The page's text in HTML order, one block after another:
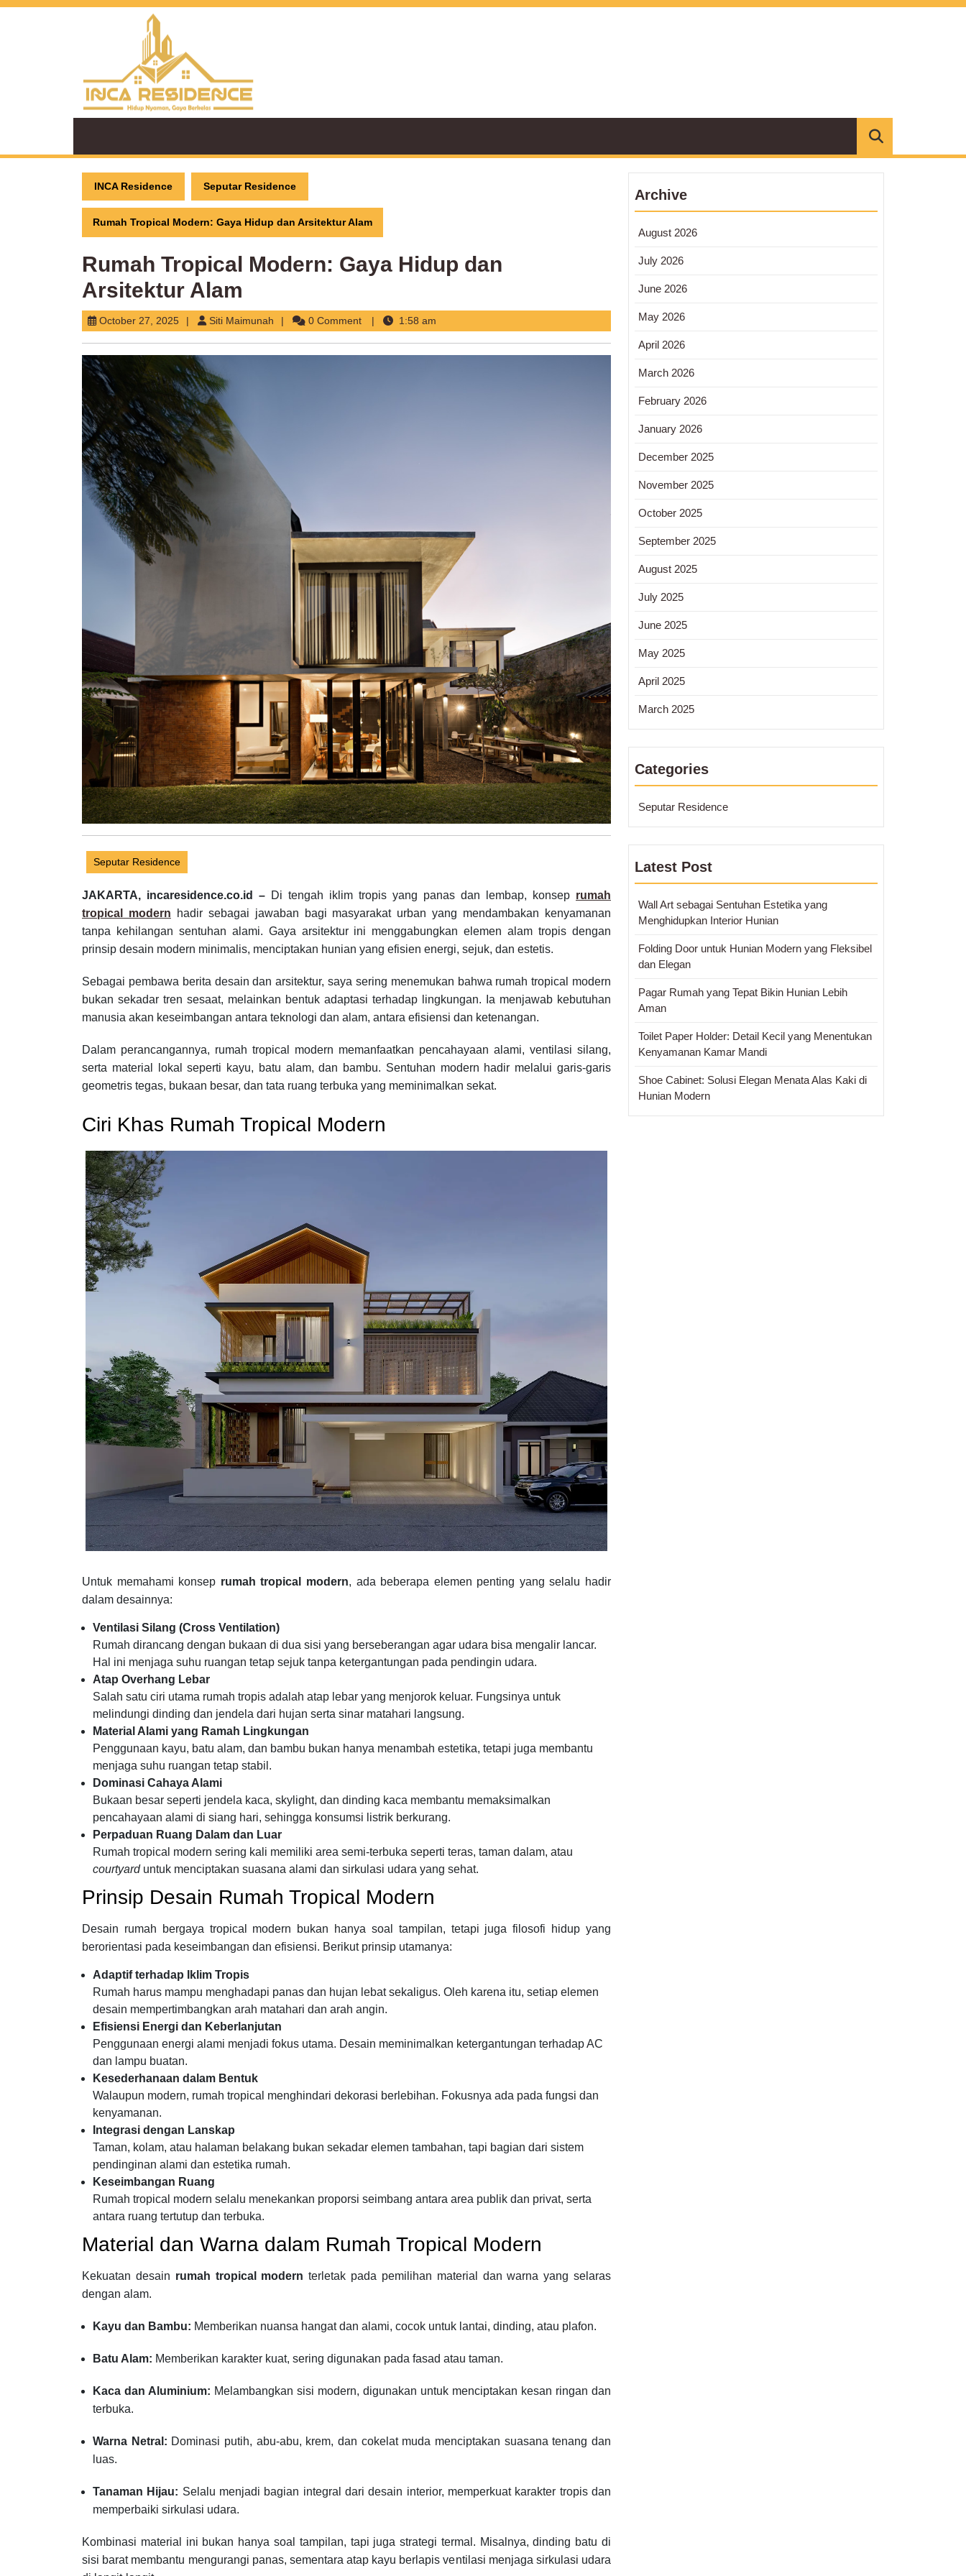
Skip
INCA Residence Seputar Residence
Rumah Tropical Modern: Gaya Hidup dan Arsitektur Alam
Rumah Tropical Modern: Gaya Hidup dan
Arsitektur Alam
October 27, 2025October
27,
Siti Maimunah Siti
Maimunah
0 Comment 1:58 am
Seputar Residence
JAKARTA, incaresidence.co.id – Di tengah iklim tropis yang panas dan lembap, konsep rumah
tropical modern hadir sebagai jawaban bagi masyarakat urban yang mendambakan kenyamanan
tanpa kehilangan sentuhan alami. Gaya arsitektur ini menggabungkan elemen alam tropis dengan
prinsip desain modern minimalis, menciptakan hunian yang efisien energi, sejuk, dan estetis.
Sebagai pembawa berita desain dan arsitektur, saya sering menemukan bahwa rumah tropical modern
bukan sekadar tren sesaat, melainkan bentuk adaptasi terhadap lingkungan. Ia menjawab kebutuhan
manusia akan keseimbangan antara teknologi dan alam, antara efisiensi dan ketenangan.
Dalam perancangannya, rumah tropical modern memanfaatkan pencahayaan alami, ventilasi silang,
serta material lokal seperti kayu, batu alam, dan bambu. Sentuhan modern hadir melalui garis-garis
geometris tegas, bukaan besar, dan tata ruang terbuka yang meminimalkan sekat.
Ciri Khas Rumah Tropical Modern
Untuk memahami konsep rumah tropical modern, ada beberapa elemen penting yang selalu hadir
dalam desainnya:
Ventilasi Silang (Cross Ventilation)
Rumah dirancang dengan bukaan di dua sisi yang berseberangan agar udara bisa mengalir lancar.
Hal ini menjaga suhu ruangan tetap sejuk tanpa ketergantungan pada pendingin udara.
Atap Overhang Lebar
Salah satu ciri utama rumah tropis adalah atap lebar yang menjorok keluar. Fungsinya untuk
melindungi dinding dan jendela dari hujan serta sinar matahari langsung.
Material Alami yang Ramah Lingkungan
Penggunaan kayu, batu alam, dan bambu bukan hanya menambah estetika, tetapi juga membantu
menjaga suhu ruangan tetap stabil.
Dominasi Cahaya Alami
Bukaan besar seperti jendela kaca, skylight, dan dinding kaca membantu memaksimalkan
pencahayaan alami di siang hari, sehingga konsumsi listrik berkurang.
Perpaduan Ruang Dalam dan Luar
Rumah tropical modern sering kali memiliki area semi-terbuka seperti teras, taman dalam, atau
courtyarduntuk menciptakan suasana alami dan sirkulasi udara yang sehat.
Prinsip Desain Rumah Tropical Modern
Desain rumah bergaya tropical modern bukan hanya soal tampilan, tetapi juga filosofi hidup yang
berorientasi pada keseimbangan dan efisiensi. Berikut prinsip utamanya:
Adaptif terhadap Iklim Tropis
Rumah harus mampu menghadapi panas dan hujan lebat sekaligus. Oleh karena itu, setiap elemen
desain mempertimbangkan arah matahari dan arah angin.
Efisiensi Energi dan Keberlanjutan
Penggunaan energi alami menjadi fokus utama. Desain meminimalkan ketergantungan terhadap AC
dan lampu buatan.
Kesederhanaan dalam Bentuk
Walaupun modern, rumah tropical menghindari dekorasi berlebihan. Fokusnya ada pada fungsi dan
kenyamanan.
Integrasi dengan Lanskap
Taman, kolam, atau halaman belakang bukan sekadar elemen tambahan, tapi bagian dari sistem
pendinginan alami dan estetika rumah.
Keseimbangan Ruang
Rumah tropical modern selalu menekankan proporsi seimbang antara area publik dan privat, serta
antara ruang tertutup dan terbuka.
Material dan Warna dalam Rumah Tropical Modern
Kekuatan desain rumah tropical modern terletak pada pemilihan material dan warna yang selaras
dengan alam.
Kayu dan Bambu: Memberikan nuansa hangat dan alami, cocok untuk lantai, dinding, atau plafon.
Batu Alam: Memberikan karakter kuat, sering digunakan pada fasad atau taman.
Kaca dan Aluminium: Melambangkan sisi modern, digunakan untuk menciptakan kesan ringan dan
terbuka.
Warna Netral: Dominasi putih, abu-abu, krem, dan cokelat muda menciptakan suasana tenang dan
luas.
Tanaman Hijau: Selalu menjadi bagian integral dari desain interior, memperkuat karakter tropis dan
memperbaiki sirkulasi udara.
Kombinasi material ini bukan hanya soal tampilan, tapi juga strategi termal. Misalnya, dinding batu di
sisi barat membantu mengurangi panas, sementara atap kayu berlapis ventilasi menjaga sirkulasi udara
Archive
August 2026
July 2026
June 2026
May 2026
April 2026
March 2026
February 2026
January 2026
December 2025
November 2025
October 2025
September 2025
August 2025
July 2025
June 2025
May 2025
April 2025
March 2025
Categories
Seputar Residence
Latest Post
Wall Art sebagai Sentuhan Estetika yang
Menghidupkan Interior Hunian
Folding Door untuk Hunian Modern yang Fleksibel
dan Elegan
Pagar Rumah yang Tepat Bikin Hunian Lebih
Aman
Toilet Paper Holder: Detail Kecil yang Menentukan
Kenyamanan Kamar Mandi
Shoe Cabinet: Solusi Elegan Menata Alas Kaki di
Hunian Modern